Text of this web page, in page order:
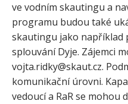
ve vodním skautingu a
programu budou také
skautingu jako například
splouvání Dyje. Zájemci
vojta.ridky@skaut.cz.
komunikační úrovni.
vedoucí a RaR se mohou